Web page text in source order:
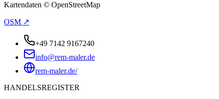
Kartendaten © OpenStreetMap
OSM ↗
+49 7142 9167240
info@rem-maler.de
rem-maler.de/
HANDELSREGISTER